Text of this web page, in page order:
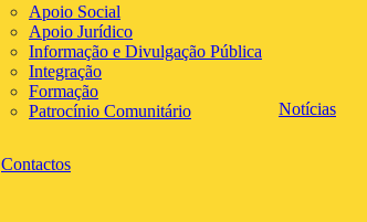
Apoio Social
Apoio Jurídico
Informação e Divulgação Pública
Integração
Formação
Patrocínio Comunitário
Notícias
Contactos